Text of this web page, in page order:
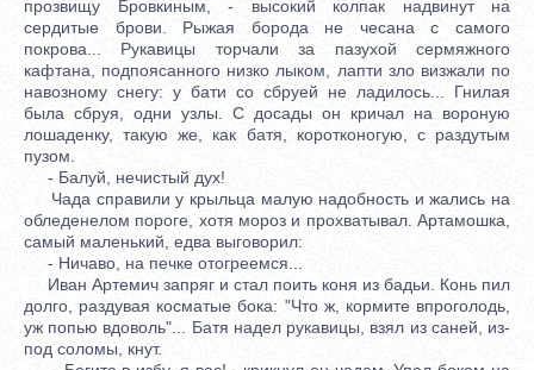
прозвищу Бровкиным, - высокий колпак надвинут на
сердитые брови. Рыжая борода не чесана с самого
покрова... Рукавицы торчали за пазухой сермяжного
кафтана, подпоясанного низко лыком, лапти зло визжали по
навозному снегу: у бати со сбруей не ладилось... Гнилая
была сбруя, одни узлы. С досады он кричал на вороную
лошаденку, такую же, как батя, коротконогую, с раздутым
пузом.
- Балуй, нечистый дух!
Чада справили у крыльца малую надобность и жались на
обледенелом пороге, хотя мороз и прохватывал. Артамошка,
самый маленький, едва выговорил:
- Ничаво, на печке отогреемся...
Иван Артемич запряг и стал поить коня из бадьи. Конь пил
долго, раздувая косматые бока: "Что ж, кормите впроголодь,
уж попью вдоволь"... Батя надел рукавицы, взял из саней, из-
под соломы, кнут.